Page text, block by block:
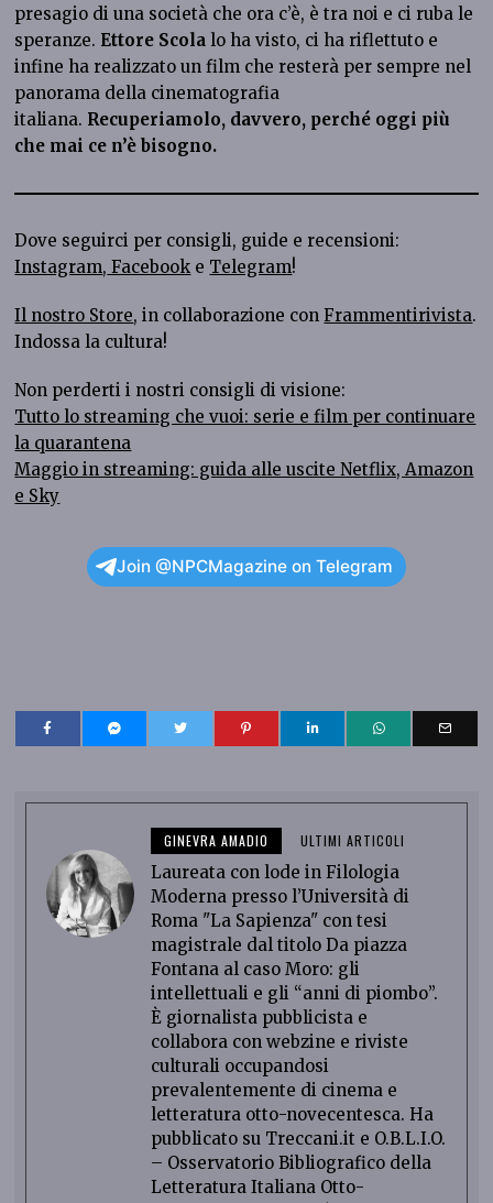
presagio di una società che ora c’è, è tra noi e ci ruba le
speranze. Ettore Scolalo ha visto, ci ha riflettuto e
infine ha realizzato un film che resterà per sempre nel
panorama della cinematografia
italiana. Recuperiamolo, davvero, perché oggi più
che mai ce n’è bisogno.
Dove seguirci per consigli, guide e recensioni:
Instagram, Facebook e Telegram!
Il nostro Store, in collaborazione conFrammentirivista.
Indossa la cultura!
Non perderti i nostri consigli di visione:
Tutto lo streaming che vuoi: serie e film per continuare
la quarantena
Maggio in streaming: guida alle uscite Netflix, Amazon
e Sky
Join @NPCMagazine on Telegram
GINEVRA AMADIO ULTIMI ARTICOLI
Laureata con lode in Filologia
Moderna presso l’Università di
Roma "La Sapienza" con tesi
magistrale dal titolo Da piazza
Fontana al caso Moro: gli
intellettuali e gli “anni di piombo”.
È giornalista pubblicista e
collabora con webzine e riviste
culturali occupandosi
prevalentemente di cinema e
letteratura otto-novecentesca. Ha
pubblicato su Treccani.it e O.B.L.I.O.
– Osservatorio Bibliografico della
Letteratura Italiana Otto-